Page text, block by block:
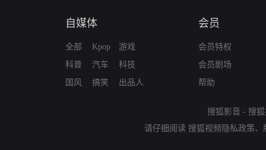
自媒体
全部
科普
国风
Kpop
汽车
搞笑
游戏
科技
出品人
会员
会员特权
会员剧场
帮助
搜狐影音 - 搜
请仔细阅读 搜狐视频隐私政策、